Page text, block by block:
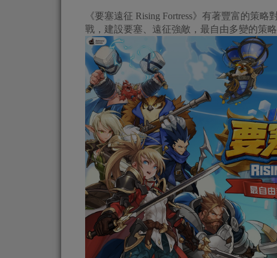
《要塞遠征 Rising Fortress》有著豐富的策
戰，建設要塞、遠征強敵，最自由多變的策